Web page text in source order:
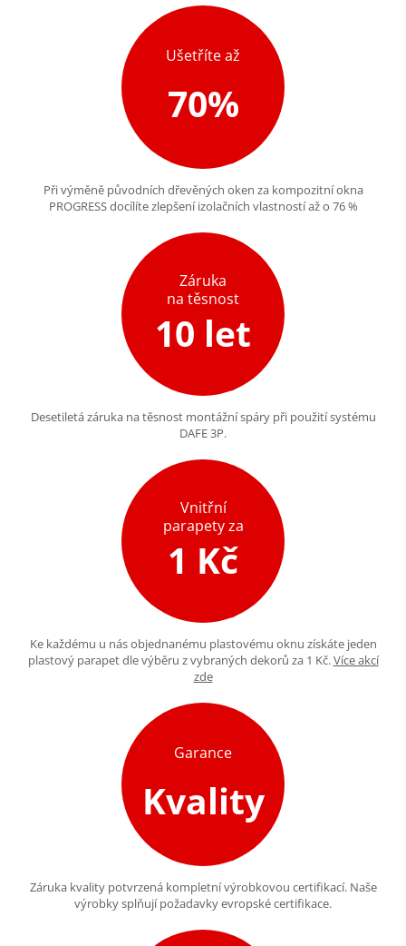
Ušetříte až
70%
Při výměně původních dřevěných oken za kompozitní okna
PROGRESS docílíte zlepšení izolačních vlastností až o 76 %
Záruka
na těsnost
10 let
Desetiletá záruka na těsnost montážní spáry při použití systému
DAFE 3P.
Vnitřní
parapety za
1 Kč
Ke každému u nás objednanému plastovému oknu získáte jeden
plastový parapet dle výběru z vybraných dekorů za 1 Kč.Více akcí
zde
Garance
Kvality
Záruka kvality potvrzená kompletní výrobkovou certifikací. Naše
výrobky splňují požadavky evropské certifikace.